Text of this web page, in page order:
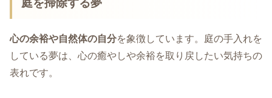
庭を掃除する夢
心の余裕や自然体の自分を象徴しています。庭の手入れを
している夢は、心の癒やしや余裕を取り戻したい気持ちの
表れです。